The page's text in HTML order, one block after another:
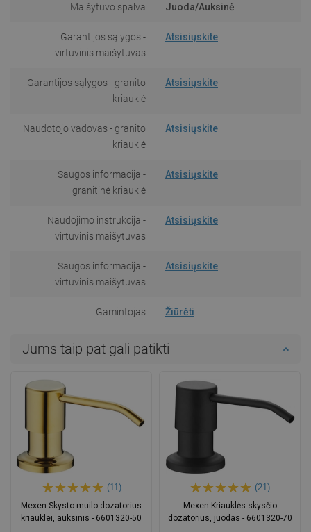
Maišytuvo spalva Juoda/Auksinė
Garantijos sąlygos -
virtuvinis maišytuvas
Atsisiųskite
Garantijos sąlygos - granito
kriauklė
Atsisiųskite
Naudotojo vadovas - granito
kriauklė
Atsisiųskite
Saugos informacija -
granitinė kriauklė
Atsisiųskite
Naudojimo instrukcija -
virtuvinis maišytuvas
Atsisiųskite
Saugos informacija -
virtuvinis maišytuvas
Atsisiųskite
Gamintojas Žiūrėti
Jums taip pat gali patikti
(11)
Mexen Skysto muilo dozatorius
kriauklei, auksinis - 6601320-50
(21)
Mexen Kriauklės skysčio
dozatorius, juodas - 6601320-70